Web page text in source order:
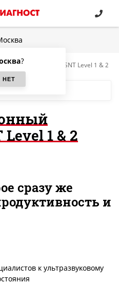
? тренинг ASNT Level 1 & 2
1 & 2
сразу же
и
к ультразвуковому